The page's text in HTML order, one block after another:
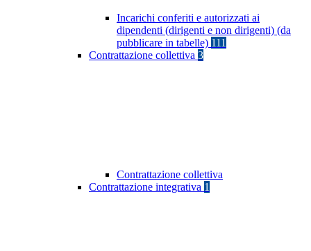
Incarichi conferiti e autorizzati ai
dipendenti (dirigenti e non dirigenti) (da
pubblicare in tabelle) 111
Contrattazione collettiva 3
Contrattazione collettiva
Contrattazione integrativa 1